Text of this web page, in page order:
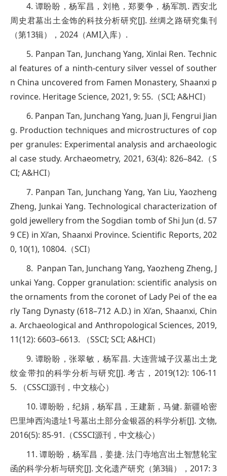
4. 谭盼盼，杨军昌，刘艳，郑要争，杨军凯. 西安北
周史君墓出土金饰的科技分析研究[J]. 丝绸之路研究集刊
（第13辑），2024（AMI入库）.
5. Panpan Tan, Junchang Yang, Xinlai Ren. Technic
al features of a ninth-century silver vessel of souther
n China uncovered from Famen Monastery, Shaanxi p
rovince. Heritage Science, 2021, 9: 55.（SCI; A&HCI）
6. Panpan Tan, Junchang Yang, Juan Ji, Fengrui Jian
g. Production techniques and microstructures of cop
per granules: Experimental analysis and archaeologic
al case study. Archaeometry, 2021, 63(4): 826–842.（S
CI; A&HCI）
7. Panpan Tan, Junchang Yang, Yan Liu, Yaozheng
Zheng, Junkai Yang. Technological characterization of
gold jewellery from the Sogdian tomb of Shi Jun (d. 57
9 CE) in Xi’an, Shaanxi Province. Scientific Reports, 202
0, 10(1), 10804.（SCI）
8. Panpan Tan, Junchang Yang, Yaozheng Zheng, J
unkai Yang. Copper granulation: scientific analysis on
the ornaments from the coronet of Lady Pei of the ea
rly Tang Dynasty (618–712 A.D.) in Xi’an, Shaanxi, Chin
a. Archaeological and Anthropological Sciences, 2019,
11(12): 6603–6613. （SSCI; SCI; A&HCI）
9. 谭盼盼，张翠敏，杨军昌. 大连营城子汉墓出土龙
纹金带扣的科学分析与研究[J]. 考古，2019(12): 106-11
5. （CSSCI源刊，中文核心）
10. 谭盼盼，纪娟，杨军昌，王建新，马健. 新疆哈密
巴里坤西沟遗址1号墓出土部分金银器的科学分析[J]. 文物,
2016(5): 85-91.（CSSCI源刊，中文核心）
11. 谭盼盼，杨军昌，姜捷. 法门寺地宫出土智慧轮宝
函的科学分析与研究[J]. 文化遗产研究（第3辑），2017: 3